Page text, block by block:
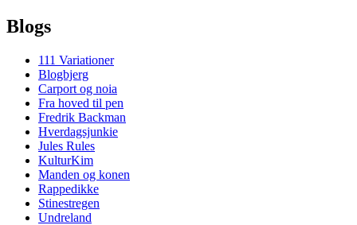
Blogs
111 Variationer
Blogbjerg
Carport og noia
Fra hoved til pen
Fredrik Backman
Hverdagsjunkie
Jules Rules
KulturKim
Manden og konen
Rappedikke
Stinestregen
Undreland